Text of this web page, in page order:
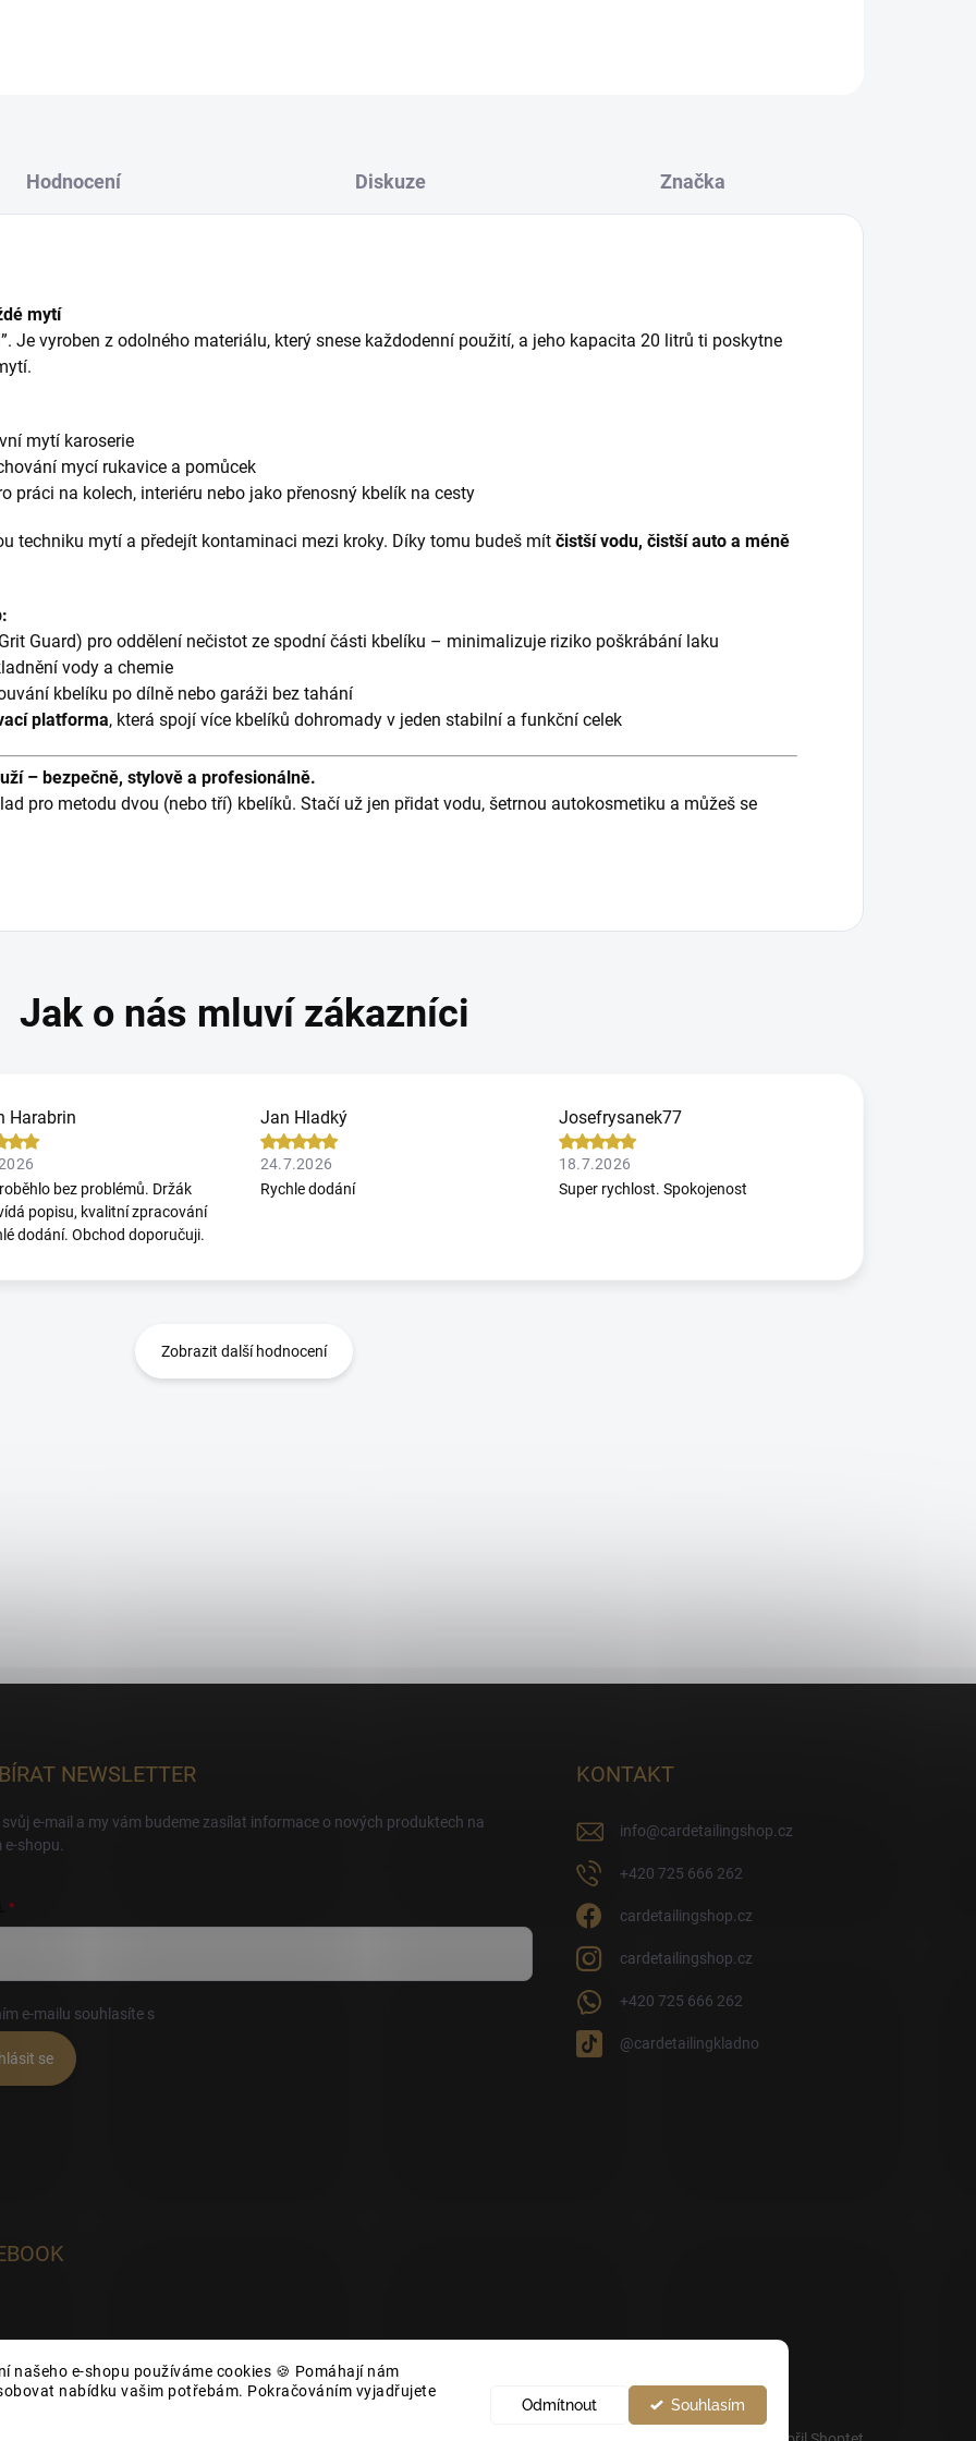
našeho e-shopu používáme cookies 🍪 Pomáhají nám
nabídku vašim potřebám. Pokračováním vyjadřujete
Odmítnout Souhlasím
Hodnocení Diskuze Značka
mytí
Je vyroben z odolného materiálu, který snese každodenní použití, a jeho kapacita 20 litrů ti poskytne
mytí karoserie
mycí rukavice a pomůcek
práci na kolech, interiéru nebo jako přenosný kbelík na cesty
techniku mytí a předejít kontaminaci mezi kroky. Díky tomu budeš mít čistší vodu, čistší auto a méně
Guard) pro oddělení nečistot ze spodní části kbelíku – minimalizuje riziko poškrábání laku
vody a chemie
kbelíku po dílně nebo garáži bez tahání
platforma, která spojí více kbelíků dohromady v jeden stabilní a funkční celek
– bezpečně, stylově a profesionálně.
pro metodu dvou (nebo tří) kbelíků. Stačí už jen přidat vodu, šetrnou autokosmetiku a můžeš se
Harabrin
bez problémů. Držák
popisu, kvalitní zpracování
dodání. Obchod doporučuji.
Jan Hladký
24.7.2026
Rychle dodání
Josefrysanek77
18.7.2026
Super rychlost. Spokojenost
Zobrazit další hodnocení
NEWSLETTER
e-mail a my vám budeme zasílat informace o nových produktech na
e-shopu.
e-mailu souhlasíte s
se
KONTAKT
info@cardetailingshop.cz
+420 725 666 262
cardetailingshop.cz
cardetailingshop.cz
+420 725 666 262
@cardetailingkladno